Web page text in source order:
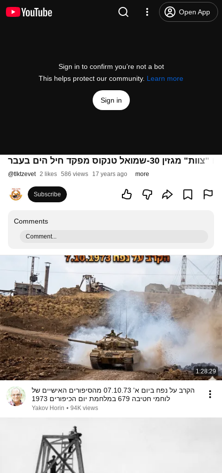
Open App
Sign in to confirm you’re not a bot
This helps protect our community. Learn more
Sign in
מגזין 30-שמואל טנקוס מפקד חיל הים בעבר
@tlktzevet 2 likes 586 views 17 years ago more
Subscribe
Comments
Comment...
1:28:29
הקרב על נפח ביום א' 07.10.73 מהסיפורים האישיים של
לוחמי חטיבה 679 במלחמת יום הכיפורים 1973
Yakov Horin • 94K views